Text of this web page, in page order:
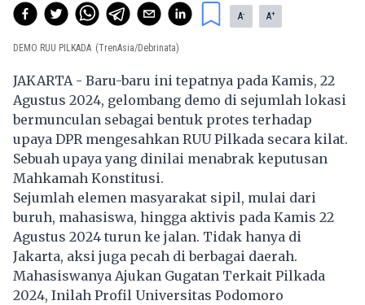
A- A+
DEMO RUU PILKADA (TrenAsia/Debrinata)
JAKARTA - Baru-baru ini tepatnya pada Kamis, 22
Agustus 2024, gelombang demo di sejumlah lokasi
bermunculan sebagai bentuk protes terhadap
upaya DPR mengesahkan RUU Pilkada secara kilat.
Sebuah upaya yang dinilai menabrak keputusan
Mahkamah Konstitusi.
Sejumlah elemen masyarakat sipil, mulai dari
buruh, mahasiswa, hingga aktivis pada Kamis 22
Agustus 2024 turun ke jalan. Tidak hanya di
Jakarta, aksi juga pecah di berbagai daerah.
Mahasiswanya Ajukan Gugatan Terkait Pilkada
2024, Inilah Profil Universitas Podomoro